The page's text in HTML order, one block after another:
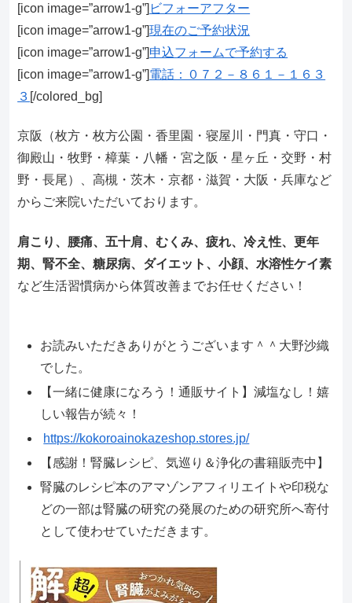
[icon image=”arrow1-g”] ビフォーアフター
[icon image=”arrow1-g”]現在のご予約状況
[icon image=”arrow1-g”]申込フォームで予約する
[icon image=”arrow1-g”]電話：０７２－８６１－１６３
３ [/colored_bg]
京阪（枚方・枚方公園・香里園・寝屋川・門真・守口・
御殿山・牧野・樟葉・八幡・宮之阪・星ヶ丘・交野・村
野・長尾）、高槻・茨木・京都・滋賀・大阪・兵庫など
からご来院いただいております。
肩こり、腰痛、五十肩、むくみ、疲れ、冷え性、更年
期、腎不全、糖尿病、ダイエット、小顔、水溶性ケイ素
など生活習慣病から体質改善までお任せください！
お読みいただきありがとうございます＾＾大野沙織
でした。
【一緒に健康になろう！通販サイト】減塩なし！嬉
しい報告が続々！
https://kokoroainokazeshop.stores.jp/
【感謝！腎臓レシピ、気巡り＆浄化の書籍販売中】
腎臓のレシピ本のアマゾンアフィリエイトや印税な
どの一部は腎臓の研究の発展のための研究所へ寄付
として使わせていただきます。